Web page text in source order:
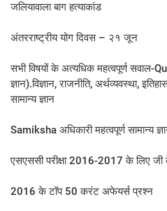
जलियावाला बाग हत्याकांड
अंतरराष्ट्रीय योग दिवस – २१ जून
सभी विषयों के अत्यधिक महत्वपूर्ण सवाल-
ज्ञान).विज्ञान, राजनीति, अर्थव्यवस्था,
सामान्य ज्ञान
Samiksha अधिकारी महत्वपूर्ण सामान्य
एसएससी परीक्षा 2016-2017 के लिए जी
2016 के टॉप 50 करंट अफेयर्स प्रश्न